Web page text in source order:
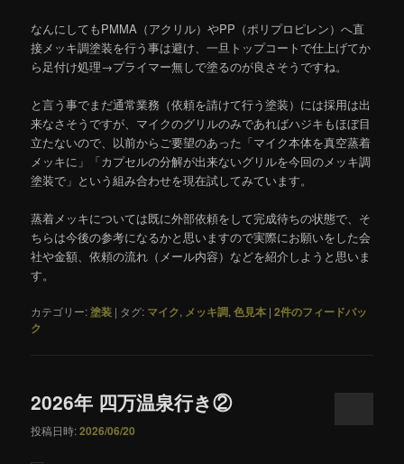
なんにしてもPMMA（アクリル）やPP（ポリプロピレン）へ直
接メッキ調塗装を行う事は避け、一旦トップコートで仕上げてか
ら足付け処理→プライマー無しで塗るのが良さそうですね。
と言う事でまだ通常業務（依頼を請けて行う塗装）には採用は出
来なさそうですが、マイクのグリルのみであればハジキもほぼ目
立たないので、以前からご要望のあった「マイク本体を真空蒸着
メッキに」「カプセルの分解が出来ないグリルを今回のメッキ調
塗装で」という組み合わせを現在試してみています。
蒸着メッキについては既に外部依頼をして完成待ちの状態で、そ
ちらは今後の参考になるかと思いますので実際にお願いをした会
社や金額、依頼の流れ（メール内容）などを紹介しようと思いま
す。
カテゴリー:塗装 | タグ: マイク, メッキ調,色見本 |2件のフィードバッ
ク
2026年 四万温泉行き②
投稿日時:2026/06/20